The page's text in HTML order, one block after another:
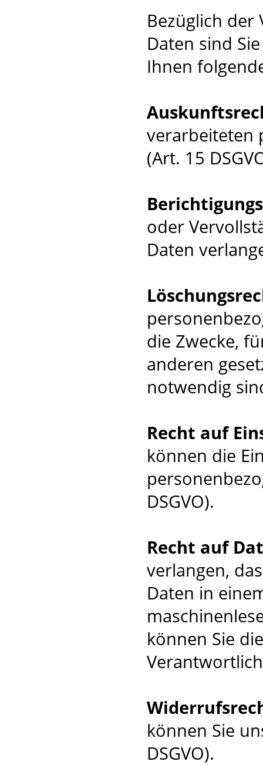
Bezüglich
Daten sind
Ihnen
verarbeiteten
(Art. 15
oder
Daten
die Zwecke,
anderen
notwendig
Recht auf
können die
DSGVO).
Recht auf
verlangen,
Daten in
können Sie
können Sie
DSGVO).